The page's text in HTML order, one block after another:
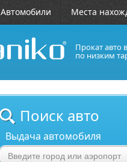
Автомобили Места
Прокат авто
по низким
Поиск авто
Выдача автомобиля